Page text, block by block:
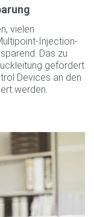
vielen
Injection-
Das zu
gefördert
Devices an den
werden.